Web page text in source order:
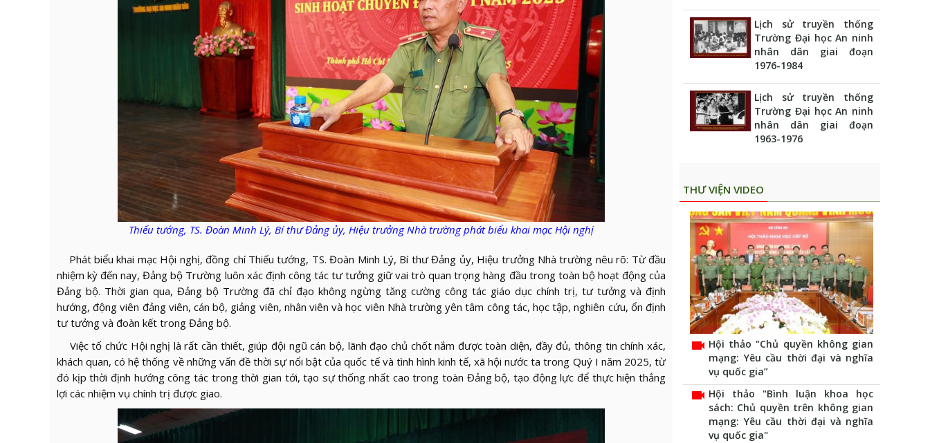
Thiếu tướng, TS. Đoàn Minh Lý, Bí thưĐảng ủy, Hiệu trưởng Nhà trường phát biểu khai mạc Hội nghị
Phát biểu khai mạc Hội nghị, đồng chí Thiếu tướng, TS. Đoàn Minh Lý, Bí thư Đảng ủy, Hiệu trưởng Nhà trường nêu rõ: Từ đầu
nhiệm kỳ đến nay, Đảng bộ Trường luôn xác định công tác tư tưởng giữ vai trò quan trọng hàng đầu trong toàn bộ hoạt động của
Đảng bộ. Thời gian qua, Đảng bộ Trường đã chỉ đạo không ngừng tăng cường công tác giáo dục chính trị, tư tưởng và định
hướng, động viên đảng viên, cán bộ, giảng viên, nhân viên và học viên Nhà trường yên tâm công tác, học tập, nghiên cứu, ổn định
tư tưởng và đoàn kết trong Đảng bộ.
Việc tổ chức Hội nghị là rất cần thiết, giúp đội ngũ cán bộ, lãnh đạo chủ chốt nắm được toàn diện, đầy đủ, thông tin chính xác,
khách quan, có hệ thống về những vấn đề thời sự nổi bật của quốc tế và tình hình kinh tế, xã hội nước ta trong Quý I năm 2025, từ
đó kịp thời định hướng công tác trong thời gian tới, tạo sự thống nhất cao trong toàn Đảng bộ, tạo động lực để thực hiện thắng
lợi các nhiệm vụ chính trị được giao.
Lịch sử truyền thống
Trường Đại học An ninh
nhân dân giai đoạn
1976-1984
Lịch sử truyền thống
Trường Đại học An ninh
nhân dân giai đoạn
1963-1976
THƯ VIỆN VIDEO
videocam Hội thảo "Chủ quyền không gian
mạng: Yêu cầu thời đại và nghĩa
vụ quốc gia”
videocam Hội thảo "Bình luận khoa học
sách: Chủ quyền trên không gian
mạng: Yêu cầu thời đại và nghĩa
vụ quốc gia"